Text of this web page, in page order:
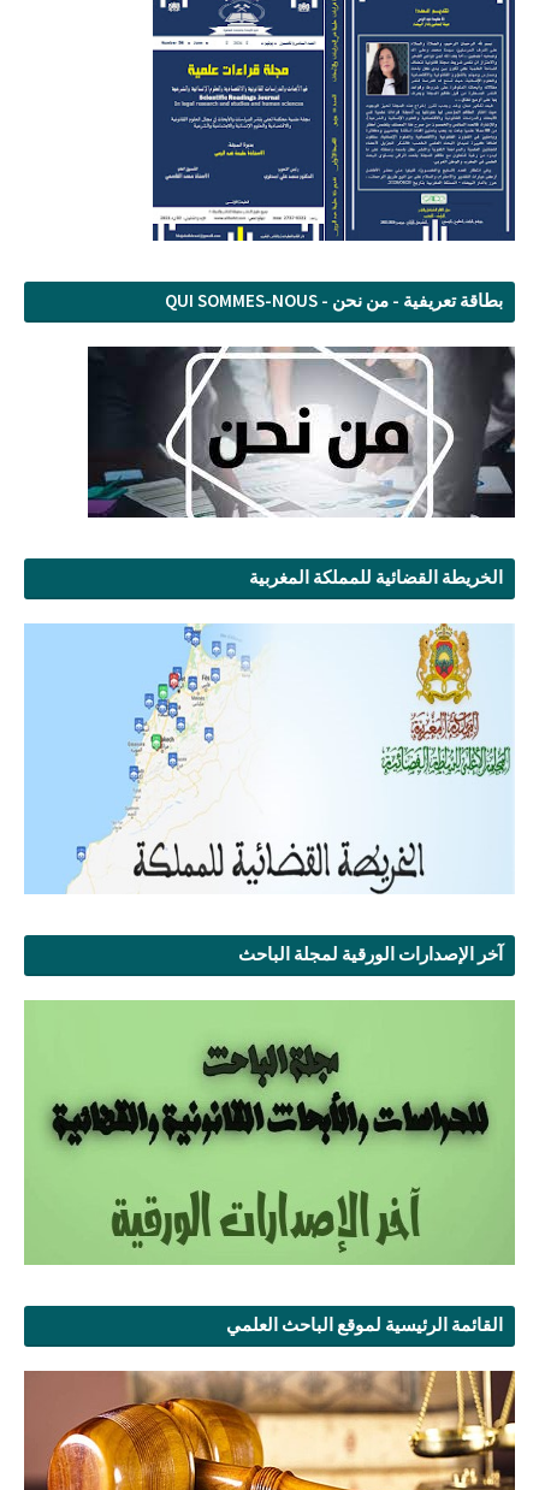
بطاقة تعريفية - من نحن - QUI SOMMES-NOUS
الخريطة القضائية للمملكة المغربية
آخر الإصدارات الورقية لمجلة الباحث
القائمة الرئيسية لموقع الباحث العلمي